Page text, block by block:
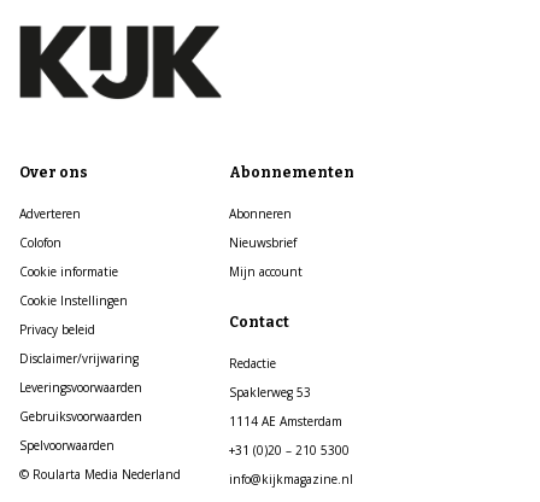
Over ons
Adverteren
Colofon
Cookie informatie
Cookie Instellingen
Privacy beleid
Disclaimer/vrijwaring
Leveringsvoorwaarden
Gebruiksvoorwaarden
Spelvoorwaarden
© Roularta Media Nederland
Abonnementen
Abonneren
Nieuwsbrief
Mijn account
Contact
Redactie
Spaklerweg 53
1114 AE Amsterdam
+31 (0)20 – 210 5300
info@kijkmagazine.nl